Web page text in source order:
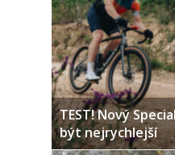
TEST! Nový
být nejrychlejší